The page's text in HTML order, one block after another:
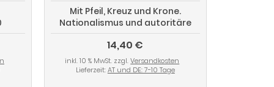
Mit Pfeil, Kreuz und Krone.
Nationalismus und autoritäre
Krisenbewältigung in Ungarn
14,40 €
inkl. 10 % MwSt. zzgl.Versandkosten
Lieferzeit:AT und DE: 7-10 Tage